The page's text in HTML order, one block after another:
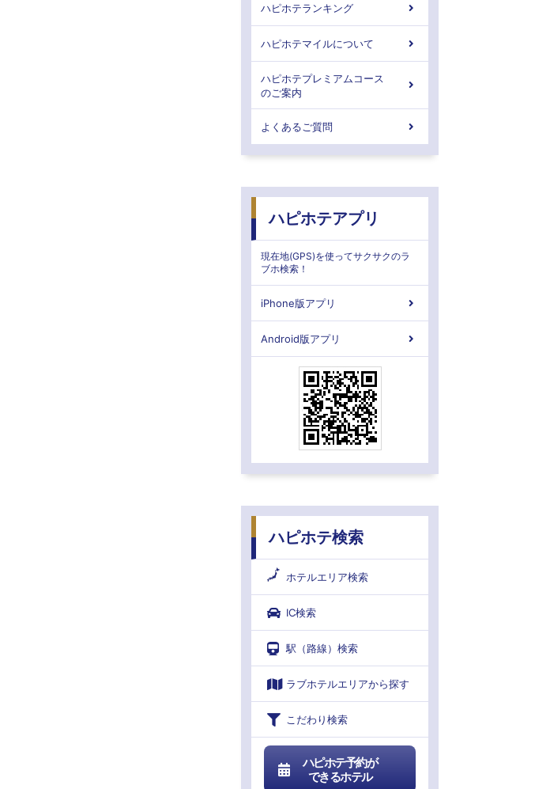
ハピホテランキング
ハピホテマイルについて
ハピホテプレミアムコース
のご案内
よくあるご質問
ハピホテアプリ
現在地(GPS)を使ってサクサクのラ
ブホ検索！
iPhone版アプリ
Android版アプリ
ハピホテ検索
ホテルエリア検索
IC検索
駅（路線）検索
ラブホテルエリアから探す
こだわり検索
ハピホテ予約が
できるホテル